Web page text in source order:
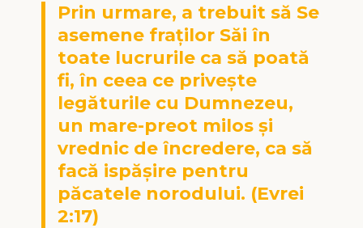
Prin urmare, a trebuit să Se
asemene fraţilor Săi în
toate lucrurile ca să poată
fi, în ceea ce priveşte
legăturile cu Dumnezeu,
un mare-preot milos şi
vrednic de încredere, ca să
facă ispăşire pentru
păcatele norodului. (Evrei
2:17)